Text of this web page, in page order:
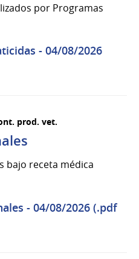
por Programas
- 04/08/2026
prod. vet.
bajo receta médica
- 04/08/2026 (.pdf